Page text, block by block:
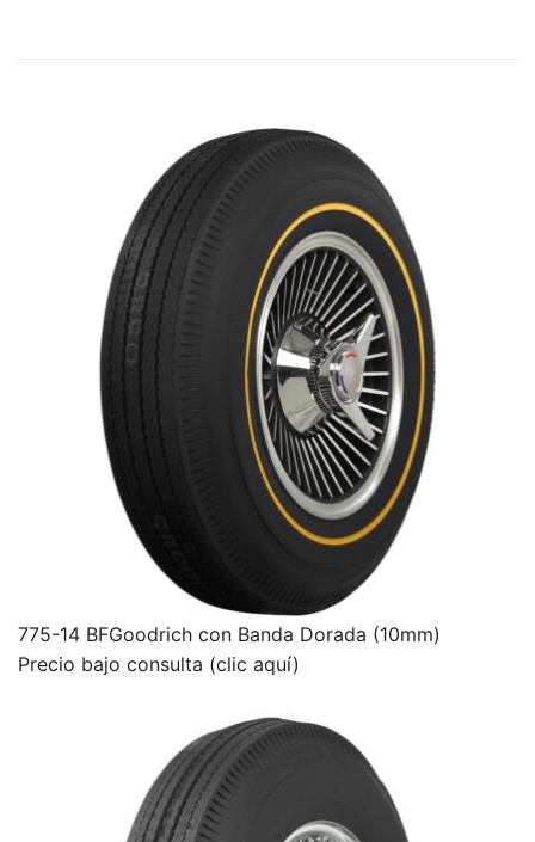
775-14 BFGoodrich con Banda Dorada (10mm)
Precio bajo consulta (clic aquí)